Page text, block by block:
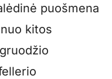
puošmena
kitos